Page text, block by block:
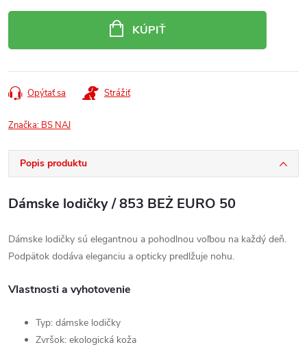
KÚPIŤ
Opýtať sa Strážiť
Značka: BS NAJ
Popis produktu
Dámske lodičky / 853 BEŻ EURO 50
Dámske lodičky sú elegantnou a pohodlnou voľbou na každý deň.
Podpätok dodáva eleganciu a opticky predlžuje nohu.
Vlastnosti a vyhotovenie
Typ: dámske lodičky
Zvršok: ekologická koža